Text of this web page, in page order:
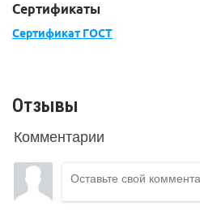
Сертификаты
Сертификат ГОСТ
Отзывы
Комментарии